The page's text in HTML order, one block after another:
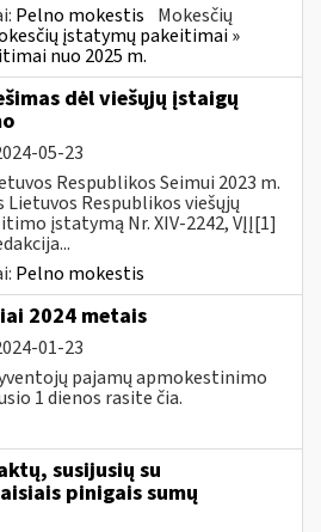
Pelno mokestis Mokesčių
įstatymų pakeitimai »
nuo 2025 m.
dėl viešųjų įstaigų
05-23
Respublikos Seimui 2023 m.
Lietuvos Respublikos viešųjų
įstatymą Nr. XIV-2242, VĮĮ[1]
Pelno mokestis
2024 metais
01-23
pajamų apmokestinimo
1 dienos rasite čia.
susijusių su
pinigais sumų